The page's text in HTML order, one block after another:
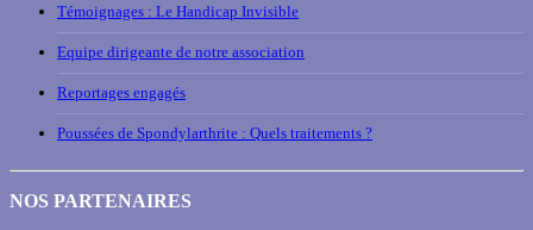
Témoignages : Le Handicap Invisible
Equipe dirigeante de notre association
Reportages engagés
Poussées de Spondylarthrite : Quels traitements ?
NOS PARTENAIRES